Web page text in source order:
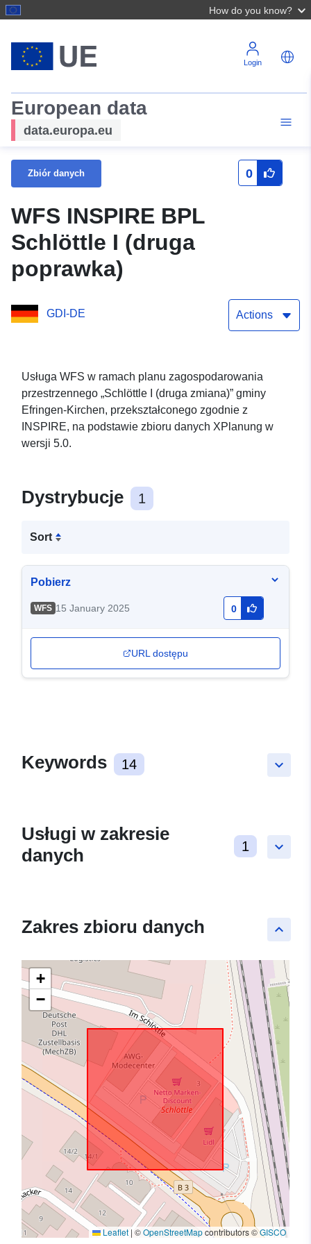
How do you know?
Login
European data
data.europa.eu
Zbiór danych 0
WFS INSPIRE BPL
Schlöttle I (druga
poprawka)
GDI-DE Actions
Usługa WFS w ramach planu zagospodarowania
przestrzennego „Schlöttle I (druga zmiana)” gminy
Efringen-Kirchen, przekształconego zgodnie z
INSPIRE, na podstawie zbioru danych XPlanung w
wersji 5.0.
Dystrybucje 1
Sort
Pobierz
WFS 15 January 2025 0
URL dostępu
keyboard_arrow_down
Keywords 14
keyboard_arrow_down
Usługi w zakresie
danych
1
keyboard_arrow_up
Zakres zbioru danych
+
−
Leaflet | ©OpenStreetMapcontributors ©GISCO